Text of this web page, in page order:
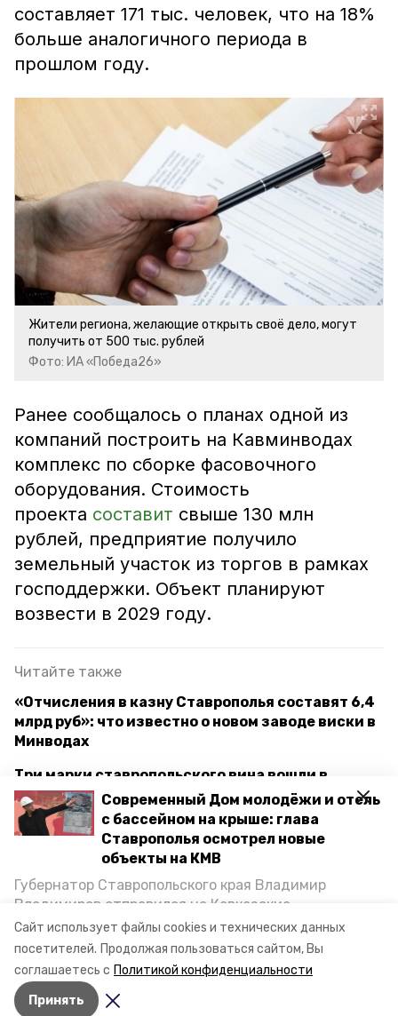
Сайт использует файлы cookies и технических данных
посетителей. Продолжая пользоваться сайтом, Вы
соглашаетесь с Политикой конфиденциальности
Принять
Современный Дом молодёжи и отель
с бассейном на крыше: глава
Ставрополья осмотрел новые
объекты на КМВ
Губернатор Ставропольского края Владимир
Владимиров отправился на Кавказские
Минеральные Воды, чтобы проинспектировать
строительство объектов в Кисловодске и
Минводах, а также выслушать предложения о
постройке новых точек притяжения для местных
жителей. Подробнее — в материале «Победы26».
составляет 171 тыс. человек, что на 18%
больше аналогичного периода в
прошлом году.
Жители региона, желающие открыть своё дело, могут
получить от 500 тыс. рублей
Фото: ИА «Победа26»
Ранее сообщалось о планах одной из
компаний построить на Кавминводах
комплекс по сборке фасовочного
оборудования. Стоимость
проекта составит свыше 130 млн
рублей, предприятие получило
земельный участок из торгов в рамках
господдержки. Объект планируют
возвести в 2029 году.
Читайте также
«Отчисления в казну Ставрополья составят 6,4
млрд руб»: что известно о новом заводе виски в
Минводах
Три марки ставропольского вина вошли в
первую винную карту России
Выездное мероприятие для самозанятых провел
Центр «Мой бизнес» на Ставрополье
минэк
Авторы: Никита Боксёров